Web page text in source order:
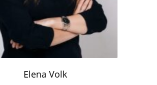
Elena Volk